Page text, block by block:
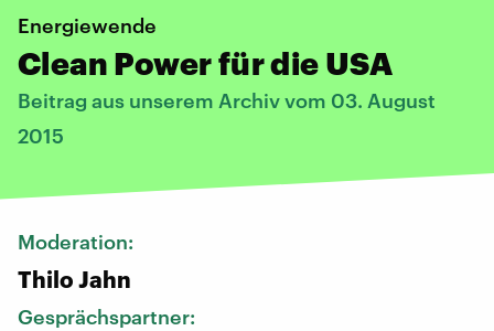
Energiewende
Clean Power für die USA
Beitrag aus unserem Archiv vom 03. August
2015
Moderation:
Thilo Jahn
Gesprächspartner: